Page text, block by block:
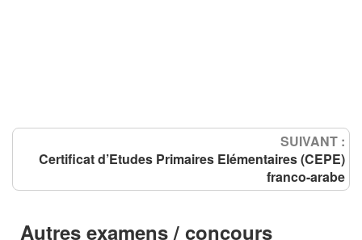
SUIVANT :
Certificat d’Etudes Primaires Elémentaires (CEPE)
franco-arabe
Autres examens / concours